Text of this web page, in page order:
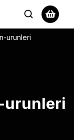
urunleri
urunleri